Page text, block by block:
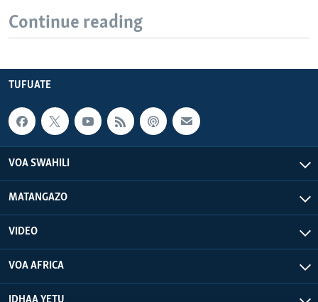
Continue reading
TUFUATE
VOA SWAHILI
MATANGAZO
VIDEO
VOA AFRICA
IDHAA YETU